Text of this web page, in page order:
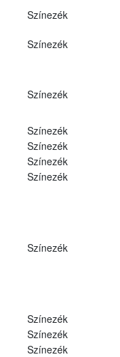
Színezék
Színezék
Színezék
Színezék
Színezék
Színezék
Színezék
Színezék
Színezék
Színezék
Színezék